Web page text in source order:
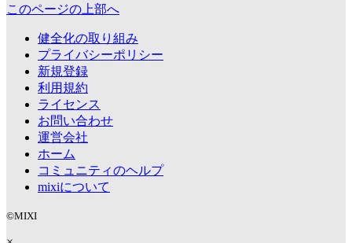
このページの上部へ
健全化の取り組み
プライバシーポリシー
新規登録
利用規約
ライセンス
お問い合わせ
運営会社
ホーム
コミュニティのヘルプ
mixiについて
©MIXI